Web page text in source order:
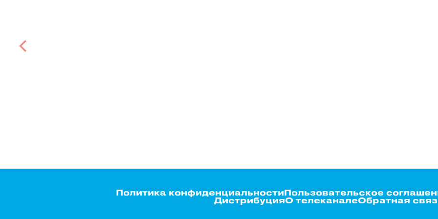
Политика конфиденциальностиПользовательское
ДистрибуцияО телеканалеОбратная